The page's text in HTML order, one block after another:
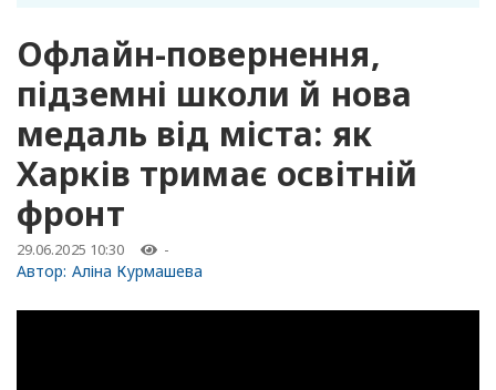
Офлайн-повернення,
підземні школи й нова
медаль від міста: як
Харків тримає освітній
фронт
29.06.2025 10:30 -
Автор: Аліна Курмашева